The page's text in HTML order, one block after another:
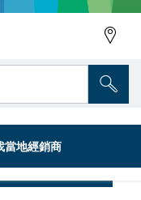
金屬兩用半圓鋸
當地經銷商